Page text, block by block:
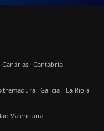
Canarias Cantabria
Galicia La Rioja
Valenciana